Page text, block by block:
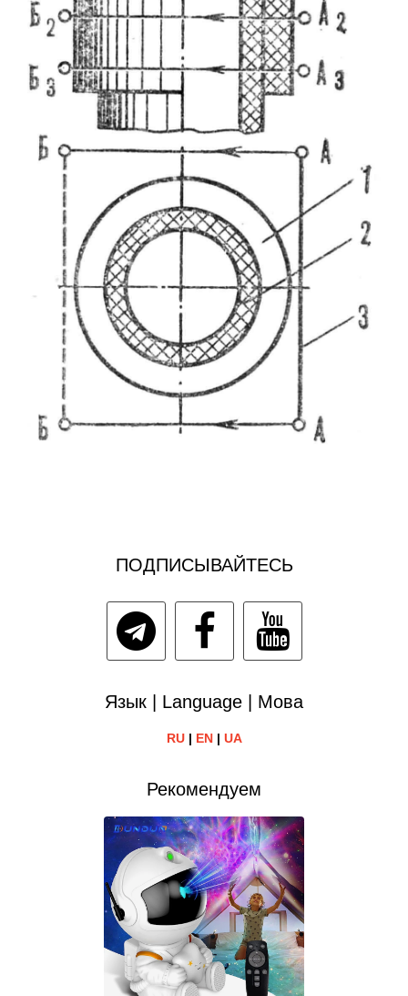
ПОДПИСЫВАЙТЕСЬ
Язык | Language | Мова
RU| EN| UA
Рекомендуем